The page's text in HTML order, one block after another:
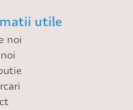
utile
noi